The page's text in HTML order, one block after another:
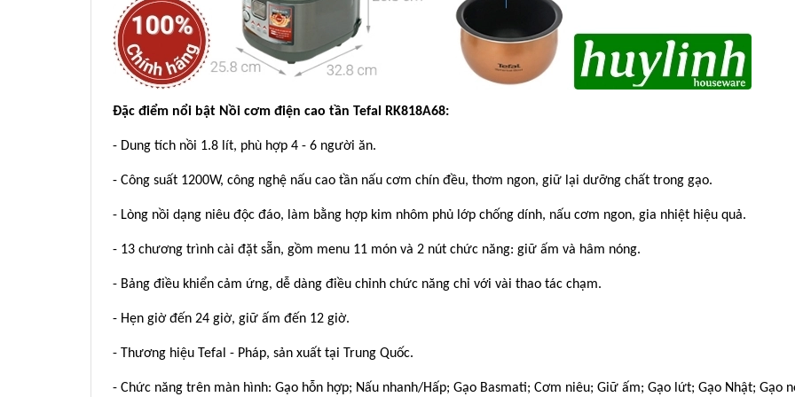
Đặc điểm nổi bật Nồi cơm điện cao tần Tefal RK818A68:
- Dung tích nồi 1.8 lít, phù hợp 4 - 6 người ăn.
- Công suất 1200W, công nghệ nấu cao tần nấu cơm chín đều, thơm ngon, giữ lại dưỡng chất trong gạo.
- Lòng nồi dạng niêu độc đáo, làm bằng hợp kim nhôm phủ lớp chống dính, nấu cơm ngon, gia nhiệt hiệu quả.
- 13 chương trình cài đặt sẵn, gồm menu 11 món và 2 nút chức năng: giữ ấm và hâm nóng.
- Bảng điều khiển cảm ứng, dễ dàng điều chỉnh chức năng chỉ với vài thao tác chạm.
- Hẹn giờ đến 24 giờ, giữ ấm đến 12 giờ.
- Thương hiệu Tefal - Pháp, sản xuất tại Trung Quốc.
- Chức năng trên màn hình: Gạo hỗn hợp; Nấu nhanh/Hấp; Gạo Basmati; Cơm niêu; Giữ ấm; Gạo lứt; Gạo Nhật; Gạo